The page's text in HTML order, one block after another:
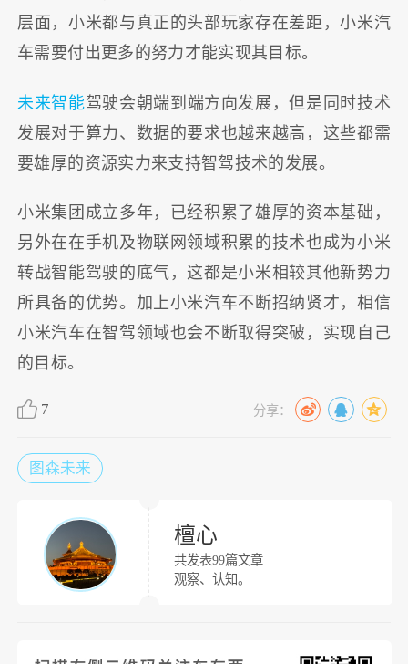
层面，小米都与真正的头部玩家存在差距，小米汽
车需要付出更多的努力才能实现其目标。
未来智能驾驶会朝端到端方向发展，但是同时技术
发展对于算力、数据的要求也越来越高，这些都需
要雄厚的资源实力来支持智驾技术的发展。
小米集团成立多年，已经积累了雄厚的资本基础，
另外在在手机及物联网领域积累的技术也成为小米
转战智能驾驶的底气，这都是小米相较其他新势力
所具备的优势。加上小米汽车不断招纳贤才，相信
小米汽车在智驾领域也会不断取得突破，实现自己
的目标。
7 分享：
图森未来
檀心
共发表99篇文章
观察、认知。